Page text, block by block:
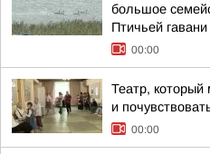
большое
Птичьей гавани
00:00
Театр, который
и
00:00